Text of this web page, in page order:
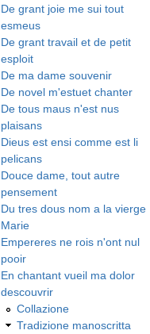
De grant joie me sui tout
esmeus
De grant travail et de petit
esploit
De ma dame souvenir
De novel m'estuet chanter
De tous maus n'est nus
plaisans
Dieus est ensi comme est li
pelicans
Douce dame, tout autre
pensement
Du tres dous nom a la vierge
Marie
Empereres ne rois n'ont nul
pooir
En chantant vueil ma dolor
descouvrir
Collazione
Tradizione manoscritta